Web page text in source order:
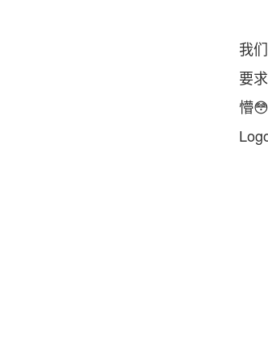
我
要
懵